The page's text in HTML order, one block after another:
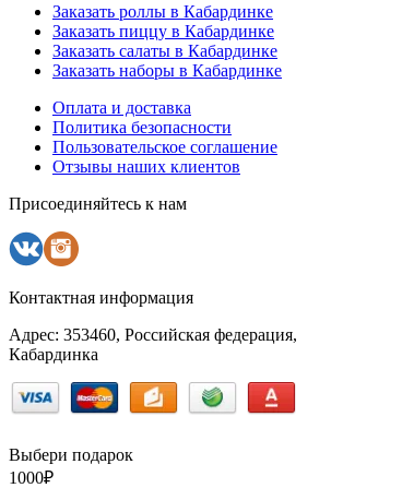
Заказать роллы в Кабардинке
Заказать пиццу в Кабардинке
Заказать салаты в Кабардинке
Заказать наборы в Кабардинке
Оплата и доставка
Политика безопасности
Пользовательское соглашение
Отзывы наших клиентов
Присоединяйтесь к нам
Контактная информация
Адрес: 353460, Российская федерация,
Кабардинка
Выбери подарок
1000₽